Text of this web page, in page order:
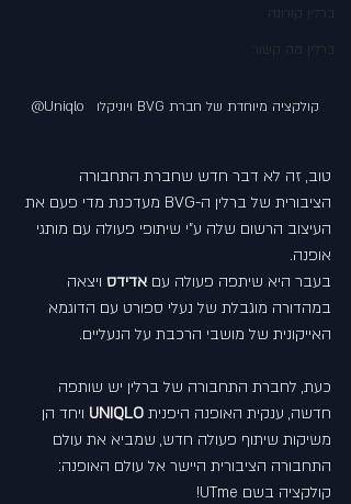
ברלין קורונה
ברלין מה קשור
קולקציה מיוחדת של חברת BVG ויוניקלו   Uniqlo@
טוב, זה לא דבר חדש שחברת התחבורה
הציבורית של ברלין ה-BVG מעדכנת מדי פעם את
העיצוב הרשום שלה ע"י שיתופי פעולה עם מותגי
אופנה.
בעבר היא שיתפה פעולה עם אדידס ויצאה
במהדורה מוגבלת של נעלי ספורט עם הדוגמא
האייקונית של מושבי הרכבת על הנעליים.
כעת, לחברת התחבורה של ברלין יש שותפה
חדשה, ענקית האופנה היפנית UNIQLO ויחד הן
משיקות שיתוף פעולה חדש, שמביא את עולם
התחבורה הציבורית היישר אל עולם האופנה:
קולקציה בשם UTme!